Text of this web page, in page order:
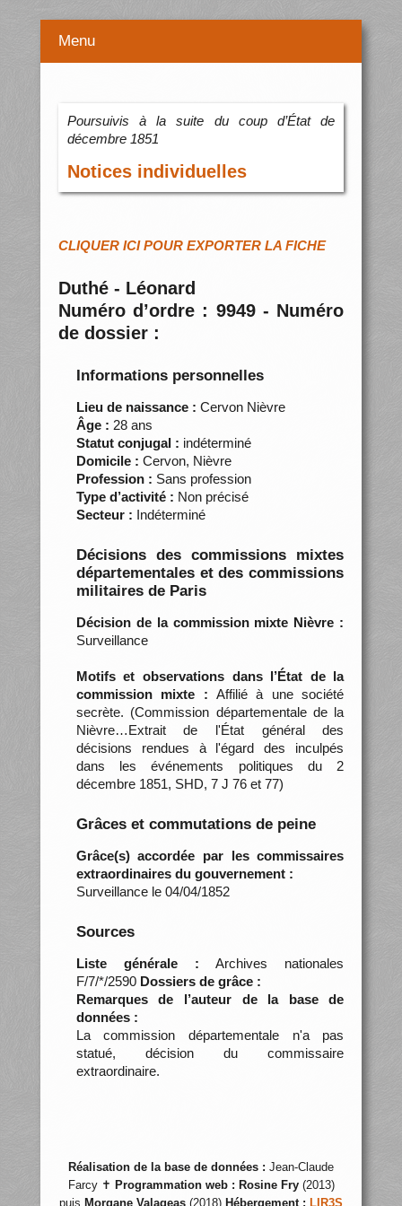
Menu
Poursuivis à la suite du coup d’État de
décembre 1851
Notices individuelles
CLIQUER ICI POUR EXPORTER LA FICHE
Duthé - Léonard
Numéro d’ordre : 9949 - Numéro
de dossier :
Informations personnelles
Lieu de naissance : Cervon Nièvre
Âge : 28 ans
Statut conjugal : indéterminé
Domicile : Cervon, Nièvre
Profession : Sans profession
Type d’activité : Non précisé
Secteur : Indéterminé
Décisions des commissions mixtes
départementales et des commissions
militaires de Paris
Décision de la commission mixte Nièvre :
Surveillance
Motifs et observations dans l’État de la
commission mixte : Affilié à une société
secrète. (Commission départementale de la
Nièvre…Extrait de l'État général des
décisions rendues à l'égard des inculpés
dans les événements politiques du 2
décembre 1851, SHD, 7 J 76 et 77)
Grâces et commutations de peine
Grâce(s) accordée par les commissaires
extraordinaires du gouvernement :
Surveillance le 04/04/1852
Sources
Liste générale : Archives nationales
F/7/*/2590 Dossiers de grâce :
Remarques de l’auteur de la base de
données :
La commission départementale n'a pas
statué, décision du commissaire
extraordinaire.
Réalisation de la base de données : Jean-Claude
Farcy ✝ Programmation web : Rosine Fry(2013)
puis Morgane Valageas (2018) Hébergement : LIR3S